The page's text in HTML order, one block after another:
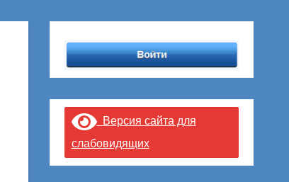
Версия сайта для
слабовидящих